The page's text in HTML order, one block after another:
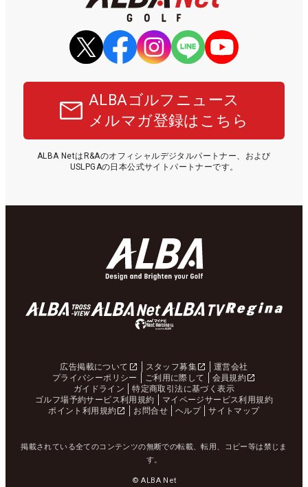
ALBAゴルフニュース
メルマガ登録はこちら
ALBA NetはR&Aのオフィシャルデジタルパートナー、および
USLPGAの日本公式サイトパートナーです。
広告掲載について スタッフ募集
運営会社
プライバシーポリシー
ご利用に際して
会員規約
ガイドライン
特定商取引法に基づく表示
ゴルフ場予約サービス利用規約
マイページサービス利用規約
ポイント利用規約
お問合せ ヘルプ サイトマップ
掲載されている全てのコンテンツの無断での転載、転用、コピー等は禁じま
す。
© ALBA Net